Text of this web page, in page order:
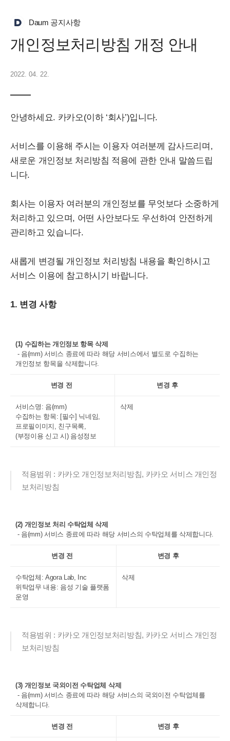
Daum 공지사항
개인정보처리방침 개정 안내
2022. 04. 22.
안녕하세요. 카카오(이하 ‘회사’)입니다.
서비스를 이용해 주시는 이용자 여러분께 감사드리며,
새로운 개인정보 처리방침 적용에 관한 안내 말씀드립
니다.
회사는 이용자 여러분의 개인정보를 무엇보다 소중하게
처리하고 있으며, 어떤 사안보다도 우선하여 안전하게
관리하고 있습니다.
새롭게 변경될 개인정보 처리방침 내용을 확인하시고
서비스 이용에 참고하시기 바랍니다.
1. 변경 사항
(1) 수집하는 개인정보 항목 삭제
- 음(mm) 서비스 종료에 따라 해당 서비스에서 별도로 수집하는
개인정보 항목을 삭제합니다.
변경 전 변경 후
서비스명: 음(mm)
수집하는 항목: [필수] 닉네임,
프로필이미지, 친구목록,
(부정이용 신고 시) 음성정보
삭제
적용범위 : 카카오 개인정보처리방침, 카카오 서비스 개인정
보처리방침
(2) 개인정보 처리 수탁업체 삭제
- 음(mm) 서비스 종료에 따라 해당 서비스의 수탁업체를 삭제합니다.
변경 전 변경 후
수탁업체: Agora Lab, Inc
위탁업무 내용: 음성 기술 플랫폼
운영
삭제
적용범위 : 카카오 개인정보처리방침, 카카오 서비스 개인정
보처리방침
(3) 개인정보 국외이전 수탁업체 삭제
- 음(mm) 서비스 종료에 따라 해당 서비스의 국외이전 수탁업체를
삭제합니다.
변경 전 변경 후